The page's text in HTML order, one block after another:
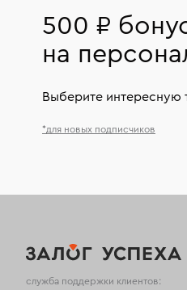
500 ₽
на
Выберите интересную
*для новых подписчиков
служба поддержки клиентов: